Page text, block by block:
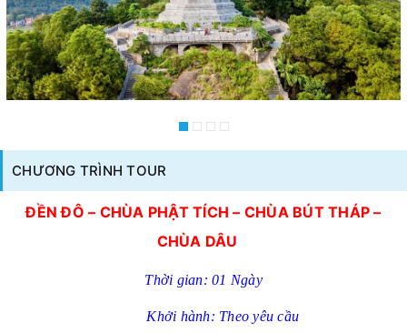
CHƯƠNG TRÌNH TOUR
ĐỀN ĐÔ – CHÙA PHẬT TÍCH – CHÙA BÚT THÁP –
CHÙA DÂU
Thời gian: 01 Ngày
Khởi hành: Theo yêu cầu